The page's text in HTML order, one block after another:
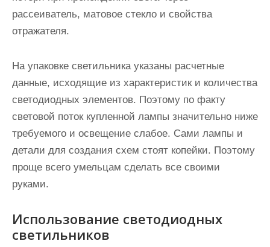
рассеиватель, матовое стекло и свойства
отражателя.
На упаковке светильника указаны расчетные
данные, исходящие из характеристик и количества
светодиодных элементов. Поэтому по факту
световой поток купленной лампы значительно ниже
требуемого и освещение слабое. Сами лампы и
детали для создания схем стоят копейки. Поэтому
проще всего умельцам сделать все своими
руками.
Использование светодиодных
светильников